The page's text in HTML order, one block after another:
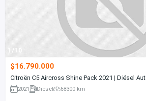
1/10
$16.790.000
Citroën C5 Aircross Shine Pack 2021 | Diésel
2021 Diesel 68300 km